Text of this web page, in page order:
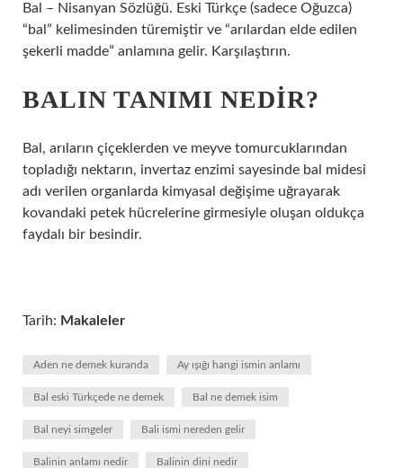
Bal – Nisanyan Sözlüğü. Eski Türkçe (sadece Oğuzca)
“bal” kelimesinden türemiştir ve “arılardan elde edilen
şekerli madde” anlamına gelir. Karşılaştırın.
BALIN TANIMI NEDIR?
Bal, arıların çiçeklerden ve meyve tomurcuklarından
topladığı nektarın, invertaz enzimi sayesinde bal midesi
adı verilen organlarda kimyasal değişime uğrayarak
kovandaki petek hücrelerine girmesiyle oluşan oldukça
faydalı bir besindir.
Tarih: Makaleler
Aden ne demek kuranda Ay ışığı hangi ismin anlamı
Bal eski Türkçede ne demek Bal ne demek isim
Bal neyi simgeler Bali ismi nereden gelir
Balinin anlamı nedir Balinin dini nedir